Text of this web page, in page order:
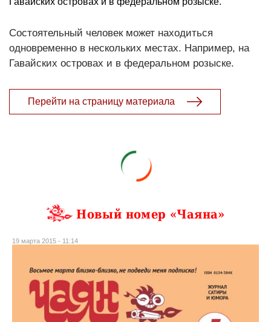
Состоятельный человек может находиться
одновременно в нескольких местах. Например, на
Гавайских островах и в федеральном розыске.
Перейти на страницу материала
Новый номер «Чаяна»
19 марта 2015 - 11:14